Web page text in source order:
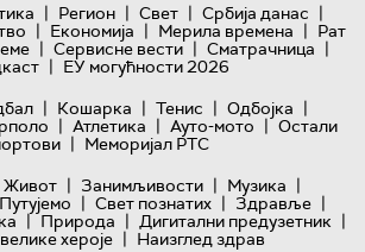
| Регион | Свет | Србија данас |
| Економија | Мерила времена | Рат
| Сервисне вести | Сматрачница |
| ЕУ могућности 2026
| Кошарка | Тенис | Одбојка |
| Атлетика | Ауто-мото | Остали
| Меморијал РТС
Живот | Занимљивости | Музика |
Путујемо | Свет познатих | Здравље |
| Природа | Дигитални предузетник |
хероје | Наизглед здрав